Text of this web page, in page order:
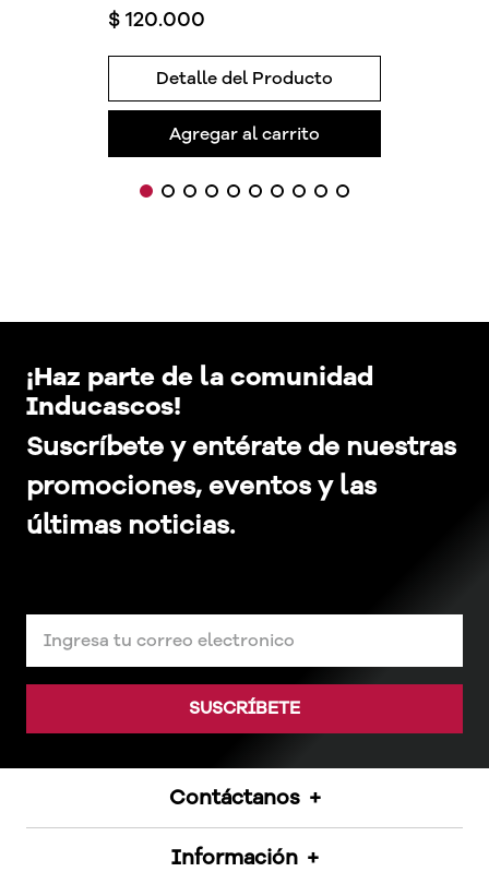
$ 120.000
Detalle del Producto
Agregar al carrito
¡Haz parte de la comunidad
Inducascos!
Suscríbete y entérate de nuestras
promociones, eventos y las
últimas noticias.
SUSCRÍBETE
Contáctanos +
Inducascos S.A.S.
Información +